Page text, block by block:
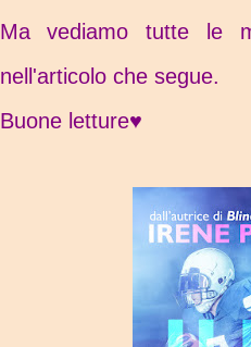
Ma vediamo tutte le
nell'articolo che segue.
Buone letture♥